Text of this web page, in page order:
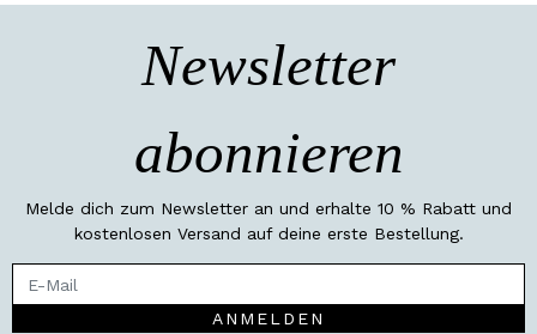
Newsletter
abonnieren
Melde dich zum Newsletter an und erhalte 10 % Rabatt und
kostenlosen Versand auf deine erste Bestellung.
ANMELDEN